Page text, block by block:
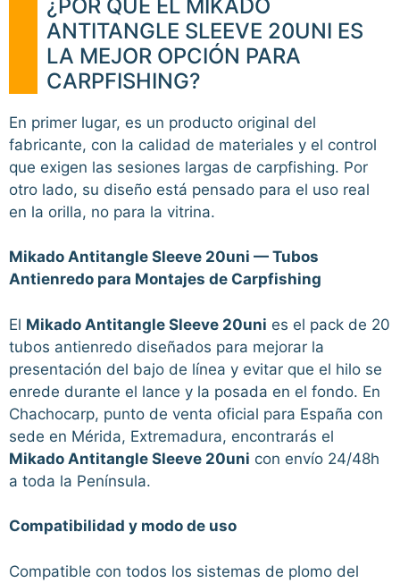
¿POR QUÉ EL MIKADO
ANTITANGLE SLEEVE 20UNI ES
LA MEJOR OPCIÓN PARA
CARPFISHING?
En primer lugar, es un producto original del
fabricante, con la calidad de materiales y el control
que exigen las sesiones largas de carpfishing. Por
otro lado, su diseño está pensado para el uso real
en la orilla, no para la vitrina.
Mikado Antitangle Sleeve 20uni — Tubos
Antienredo para Montajes de Carpfishing
El Mikado Antitangle Sleeve 20uni es el pack de 20
tubos antienredo diseñados para mejorar la
presentación del bajo de línea y evitar que el hilo se
enrede durante el lance y la posada en el fondo. En
Chachocarp, punto de venta oficial para España con
sede en Mérida, Extremadura, encontrarás el
Mikado Antitangle Sleeve 20uni con envío 24/48h
a toda la Península.
Compatibilidad y modo de uso
Compatible con todos los sistemas de plomo del